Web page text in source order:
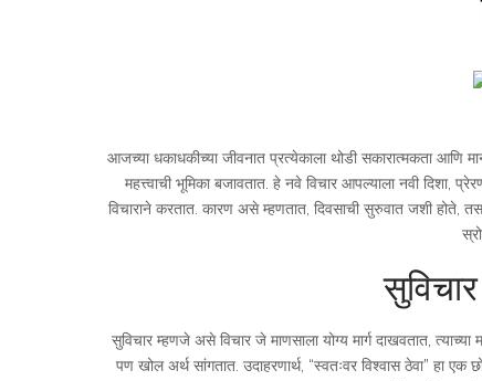
आजच्या धकाधकीच्या जीवनात प्रत्येकाला थोडी सकारात्मकता आणि
महत्त्वाची भूमिका बजावतात. हे नवे विचार आपल्याला नवी
विचाराने करतात. कारण असे म्हणतात, दिवसाची सुरुवात जशी होते,
सुविचार म्हणजे असे विचार जे माणसाला योग्य मार्ग दाखवतात,
पण खोल अर्थ सांगतात. उदाहरणार्थ, “स्वतःवर विश्वास ठेवा” हा